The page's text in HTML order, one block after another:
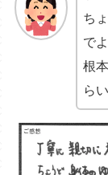
ち
で
根
ら